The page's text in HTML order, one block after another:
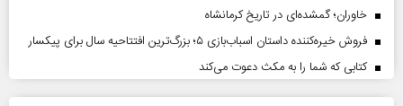
خاوران؛ گمشده‌ای در تاریخ کرمانشاه
فروش خیره‌کننده داستان اسباب‌بازی ۵؛ بزرگ‌ترین افتتاحیه سال برای پیکسار
کتابی که شما را به مکث دعوت می‌کند